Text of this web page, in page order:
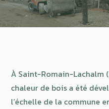
À Saint-Romain-Lachalm
chaleur de bois a été
l’échelle de la commune